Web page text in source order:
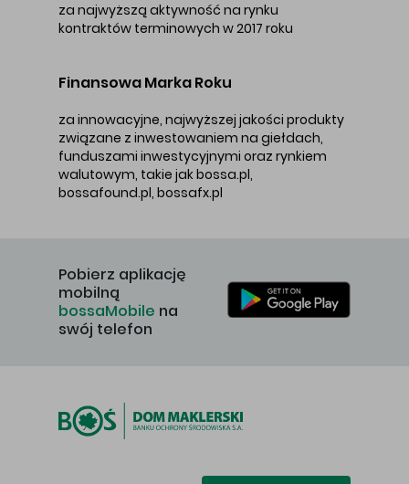
za najwyższą aktywność na rynku
kontraktów terminowych w 2017 roku
Finansowa Marka Roku
za innowacyjne, najwyższej jakości produkty
związane z inwestowaniem na giełdach,
funduszami inwestycyjnymi oraz rynkiem
walutowym, takie jak bossa.pl,
bossafound.pl, bossafx.pl
Pobierz aplikację
mobilną
bossaMobile na
swój telefon